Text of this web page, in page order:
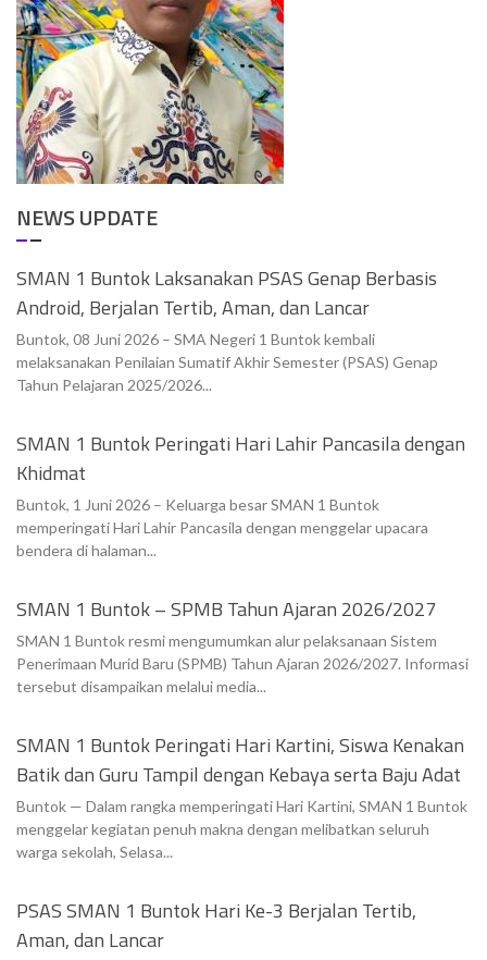
NEWS UPDATE
SMAN 1 Buntok Laksanakan PSAS Genap Berbasis
Android, Berjalan Tertib, Aman, dan Lancar
Buntok, 08 Juni 2026 – SMA Negeri 1 Buntok kembali
melaksanakan Penilaian Sumatif Akhir Semester (PSAS) Genap
Tahun Pelajaran 2025/2026...
SMAN 1 Buntok Peringati Hari Lahir Pancasila dengan
Khidmat
Buntok, 1 Juni 2026 – Keluarga besar SMAN 1 Buntok
memperingati Hari Lahir Pancasila dengan menggelar upacara
bendera di halaman...
SMAN 1 Buntok – SPMB Tahun Ajaran 2026/2027
SMAN 1 Buntok resmi mengumumkan alur pelaksanaan Sistem
Penerimaan Murid Baru (SPMB) Tahun Ajaran 2026/2027. Informasi
tersebut disampaikan melalui media...
SMAN 1 Buntok Peringati Hari Kartini, Siswa Kenakan
Batik dan Guru Tampil dengan Kebaya serta Baju Adat
Buntok — Dalam rangka memperingati Hari Kartini, SMAN 1 Buntok
menggelar kegiatan penuh makna dengan melibatkan seluruh
warga sekolah, Selasa...
PSAS SMAN 1 Buntok Hari Ke-3 Berjalan Tertib,
Aman, dan Lancar